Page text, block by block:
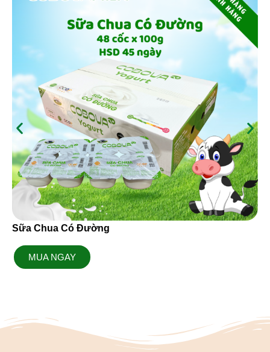
Sữa Chua Có Đường
MUA NGAY